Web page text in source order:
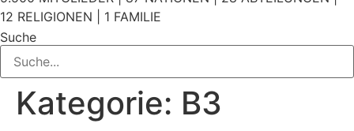
12 RELIGIONEN | 1 FAMILIE
Suche
Kategorie: B3